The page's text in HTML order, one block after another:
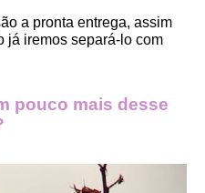
a pronta entrega, assim
já iremos separá-lo com
pouco mais desse